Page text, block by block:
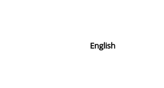
English